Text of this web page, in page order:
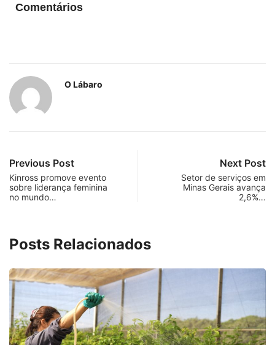
Comentários
O Lábaro
Previous Post
Kinross promove evento
sobre liderança feminina
no mundo…
Next Post
Setor de serviços em
Minas Gerais avança
2,6%…
Posts Relacionados